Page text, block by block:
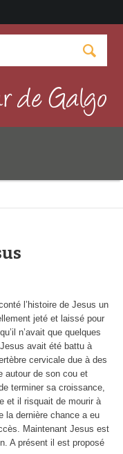
l’histoire de Jesus un
jeté et laissé pour
n’avait que quelques
avait été battu à
cervicale due à des
autour de son cou et
terminer sa croissance,
et il risquait de mourir à
la dernière chance a eu
Maintenant Jesus est
A présent il est proposé